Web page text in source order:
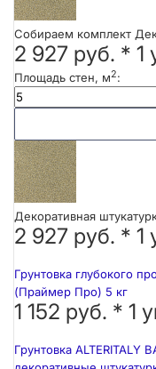
Собираем комплект
2 927 руб. * 1
Площадь стен, м2:
Декоративная
2 927 руб. * 1
Грунтовка глубокого
(Праймер Про) 5 кг
1 152 руб. * 1
Грунтовка